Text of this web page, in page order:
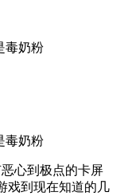
毒奶粉
毒奶粉
心到极点的卡屏
戏到现在知道的几